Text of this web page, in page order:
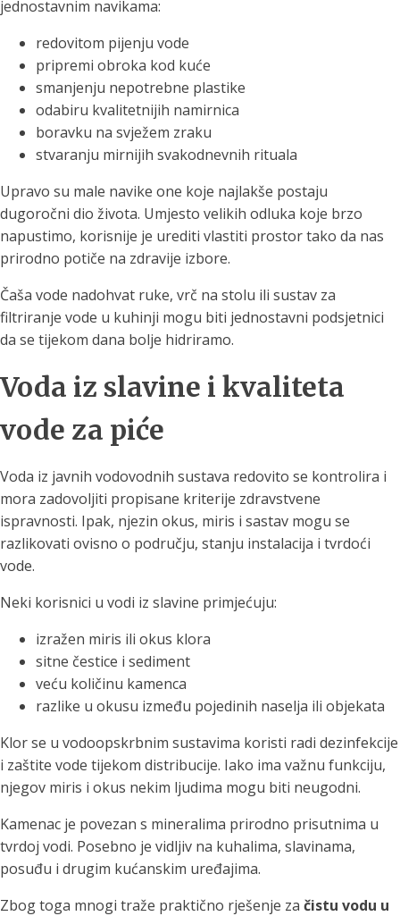
jednostavnim navikama:
redovitom pijenju vode
pripremi obroka kod kuće
smanjenju nepotrebne plastike
odabiru kvalitetnijih namirnica
boravku na svježem zraku
stvaranju mirnijih svakodnevnih rituala
Upravo su male navike one koje najlakše postaju
dugoročni dio života. Umjesto velikih odluka koje brzo
napustimo, korisnije je urediti vlastiti prostor tako da nas
prirodno potiče na zdravije izbore.
Čaša vode nadohvat ruke, vrč na stolu ili sustav za
filtriranje vode u kuhinji mogu biti jednostavni podsjetnici
da se tijekom dana bolje hidriramo.
Voda iz slavine i kvaliteta
vode za piće
Voda iz javnih vodovodnih sustava redovito se kontrolira i
mora zadovoljiti propisane kriterije zdravstvene
ispravnosti. Ipak, njezin okus, miris i sastav mogu se
razlikovati ovisno o području, stanju instalacija i tvrdoći
vode.
Neki korisnici u vodi iz slavine primjećuju:
izražen miris ili okus klora
sitne čestice i sediment
veću količinu kamenca
razlike u okusu između pojedinih naselja ili objekata
Klor se u vodoopskrbnim sustavima koristi radi dezinfekcije
i zaštite vode tijekom distribucije. Iako ima važnu funkciju,
njegov miris i okus nekim ljudima mogu biti neugodni.
Kamenac je povezan s mineralima prirodno prisutnima u
tvrdoj vodi. Posebno je vidljiv na kuhalima, slavinama,
posuđu i drugim kućanskim uređajima.
Zbog toga mnogi traže praktično rješenje za čistu vodu u